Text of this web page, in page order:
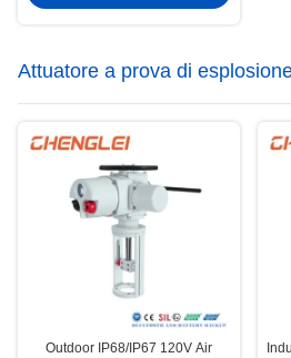
Attuatore a prova di
Outdoor IP68/IP67 120V Air